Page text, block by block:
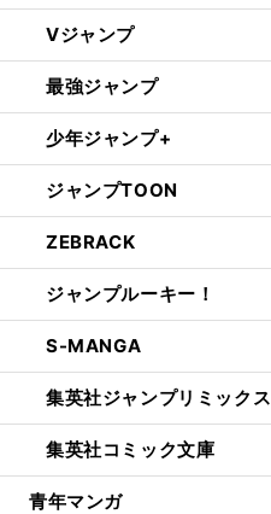
Vジャンプ
最強ジャンプ
少年ジャンプ+
ジャンプTOON
ZEBRACK
ジャンプルーキー！
S-MANGA
集英社ジャンプリミックス
集英社コミック文庫
青年マンガ